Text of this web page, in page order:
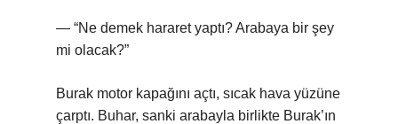
— “Ne demek hararet yaptı? Arabaya bir şey
mi olacak?”
Burak motor kapağını açtı, sıcak hava yüzüne
çarptı. Buhar, sanki arabayla birlikte Burak’ın